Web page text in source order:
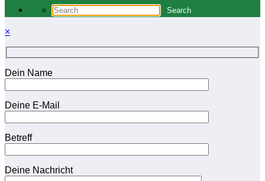
×
Dein Name
Deine E-Mail
Betreff
Deine Nachricht